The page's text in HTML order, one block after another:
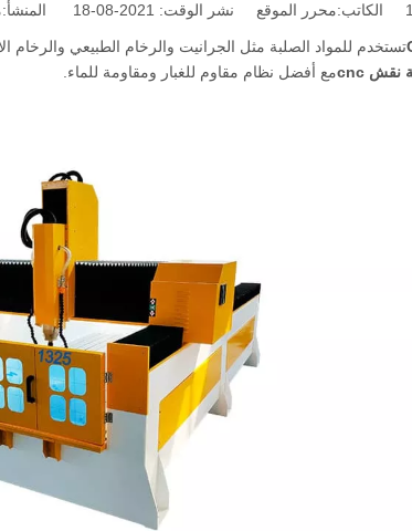
1 الكاتب:محرر الموقع نشر الوقت: 2021-08-18 المنشأ:
تستخدم للمواد الصلبة مثل الجرانيت والرخام الطبيعي والرخام
مع أفضل نظام مقاوم للغبار ومقاومة للماء.